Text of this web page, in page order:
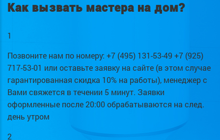
Как вызвать мастера на дом?
1
Позвоните нам по номеру: +7 (495) 131-53-49 +7 (925)
717-53-01 или оставьте заявку на сайте (в этом случае
гарантированная скидка 10% на работы), менеджер с
Вами свяжется в течении 5 минут. Заявки
оформленные после 20:00 обрабатываются на след.
день утром
2